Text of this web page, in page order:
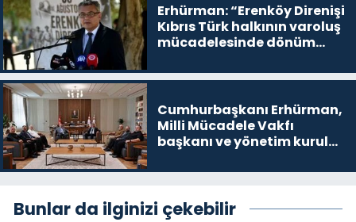
Erhürman: “Erenköy Direnişi
Kıbrıs Türk halkının varoluş
mücadelesinde dönüm
Cumhurbaşkanı Erhürman,
Milli Mücadele Vakfı
başkanı ve yönetim kurulu
Bunlar da ilginizi çekebilir